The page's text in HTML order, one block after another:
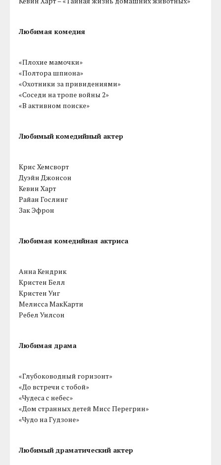
Любимая комедия
«Плохие мамочки»
«Полтора шпиона»
«Охотники за привидениями»
«Соседи на тропе войны 2»
«В активном поиске»
Любимый комедийный актер
Крис Хемсворт
Дуэйн Джонсон
Кевин Харт
Райан Гослинг
Зак Эфрон
Любимая комедийная актриса
Анна Кендрик
Кристен Белл
Кристен Уиг
Мелисса МакКарти
Ребел Уилсон
Любимая драма
«Глубоководный горизонт»
«До встречи с тобой»
«Чудеса с небес»
«Дом странных детей Мисс Перегрин»
«Чудо на Гудзоне»
Любимый драматический актер